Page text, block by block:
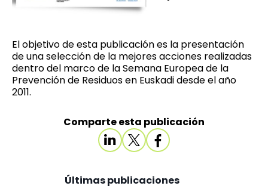
El objetivo de esta publicación es la presentación
de una selección de la mejores acciones realizadas
dentro del marco de la Semana Europea de la
Prevención de Residuos en Euskadi desde el año
2011.
Comparte esta publicación
Últimas publicaciones